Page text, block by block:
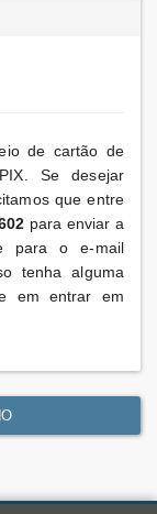
de cartão de
Se desejar
que entre
para enviar a
para o e-mail
tenha alguma
em entrar em